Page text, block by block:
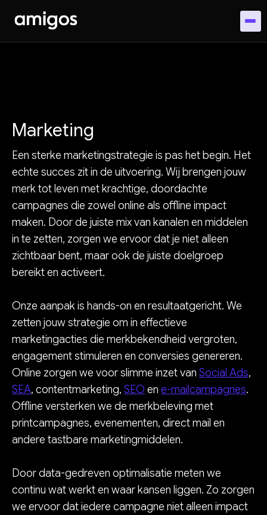
Marketing
Een sterke marketingstrategie is pas het begin. Het
echte succes zit in de uitvoering. Wij brengen jouw
merk tot leven met krachtige, doordachte
campagnes die zowel online als offline impact
maken. Door de juiste mix van kanalen en middelen
in te zetten, zorgen we ervoor dat je niet alleen
zichtbaar bent, maar ook de juiste doelgroep
bereikt en activeert.
Onze aanpak is hands-on en resultaatgericht. We
zetten jouw strategie om in effectieve
marketingacties die merkbekendheid vergroten,
engagement stimuleren en conversies genereren.
Online zorgen we voor slimme inzet van Social Ads,
SEA, contentmarketing, SEO en e-mailcampagnes.
Offline versterken we de merkbeleving met
printcampagnes, evenementen, direct mail en
andere tastbare marketingmiddelen.
Door data-gedreven optimalisatie meten we
continu wat werkt en waar kansen liggen. Zo zorgen
we ervoor dat iedere campagne niet alleen impact